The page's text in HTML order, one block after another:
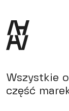
Wszystkie
część